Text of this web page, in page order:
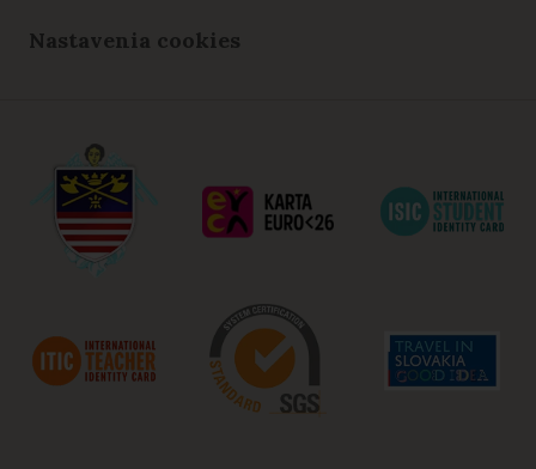
Nastavenia cookies